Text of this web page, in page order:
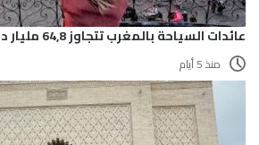
عائدات السياحة بالمغرب تتجاوز 64,8 مليار درهم
منذ 5 أيام